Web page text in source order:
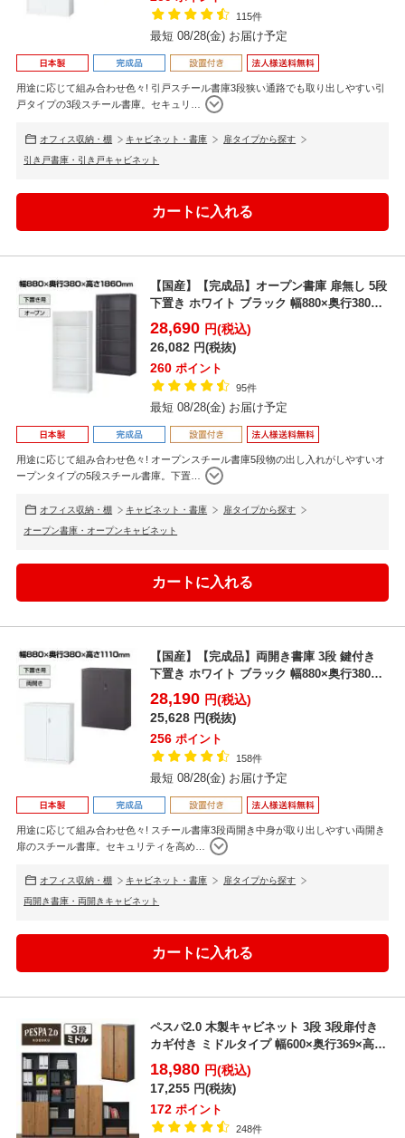
115件
最短 08/28(金) お届け予定
用途に応じて組み合わせ色々! 引戸スチール書庫3段狭い通路でも取り出しやすい引
戸タイプの3段スチール書庫。セキュリ
オフィス収納・棚 キャビネット・書庫 扉タイプから探す
引き戸書庫・引き戸キャビネット
【国産】【完成品】オープン書庫 扉無し 5段
下置き ホワイト ブラック 幅880×奥行380×
高さ...
28,690 円(税込)
26,082 円(税抜)
260 ポイント
95件
最短 08/28(金) お届け予定
用途に応じて組み合わせ色々! オープンスチール書庫5段物の出し入れがしやすいオ
ープンタイプの5段スチール書庫。下置…
オフィス収納・棚 キャビネット・書庫 扉タイプから探す
オープン書庫・オープンキャビネット
【国産】【完成品】両開き書庫 3段 鍵付き
下置き ホワイト ブラック 幅880×奥行380×
高さ1...
28,190 円(税込)
25,628 円(税抜)
256 ポイント
158件
最短 08/28(金) お届け予定
用途に応じて組み合わせ色々! スチール書庫3段両開き中身が取り出しやすい両開き
扉のスチール書庫。セキュリティを高め…
オフィス収納・棚 キャビネット・書庫 扉タイプから探す
両開き書庫・両開きキャビネット
ペスパ2.0 木製キャビネット 3段 3段扉付き
カギ付き ミドルタイプ 幅600×奥行369×高
さ...
18,980 円(税込)
17,255 円(税抜)
172 ポイント
248件